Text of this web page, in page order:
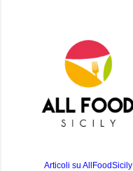
Articoli su AllFoodSicily